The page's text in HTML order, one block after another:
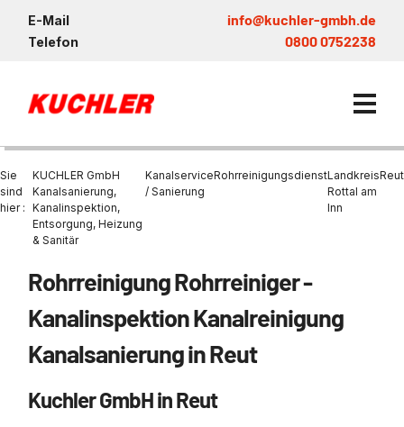
E-Mail info@kuchler-gmbh.de
Telefon 0800 0752238
Kanalservice / Sanierung
Kanalsanierung
Großprofilsanierung
Schachtsanierung
Entsorgung
Entsorgung und
Bohrschlamm
Entsorgung von
Chemisch physikalische
Abscheider
Entleerung Entsorgung
Wartung und Vollservice
Prüfung &
Saugbagger / Luftförderanlage
Be- und Entkiesen von
Entleerung von
Faultürmen per
Heizung / Sanitär
Wärmepumpen Zentrum
Brückenentwässerung
KUCHLER GRUPPE
Nachhaltigkeit & Umwelt
Referenzen
Sie
sind
hier :
KUCHLER GmbH
Kanalsanierung,
Kanalinspektion,
Entsorgung, Heizung
& Sanitär
Kanalservice
/ Sanierung
RohrreinigungsdienstLandkreis
Rottal am
Inn
Reut
Rohrreinigung Rohrreiniger -
Kanalinspektion Kanalreinigung
Kanalsanierung in Reut
Kuchler GmbH in Reut